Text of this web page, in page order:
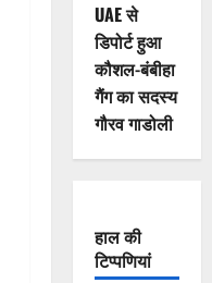
UAE से
डिपोर्ट हुआ
कौशल-बंबीहा
गैंग का सदस्य
गौरव गाडोली
हाल की
टिप्पणियां